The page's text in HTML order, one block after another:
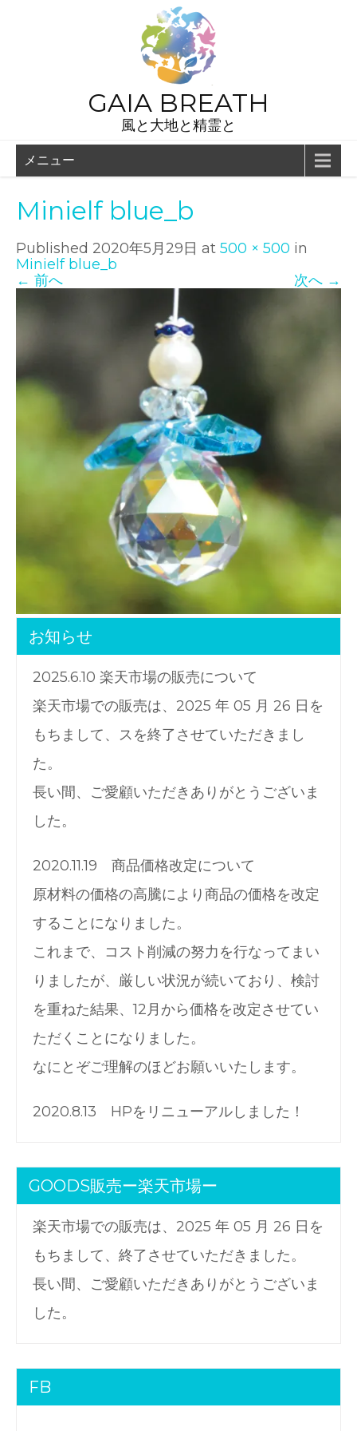
GAIA BREATH
風と大地と精霊と
メニュー
Minielf blue_b
Published 2020年5月29日 at 500 × 500 in
Minielf blue_b
← 前へ 次へ →
お知らせ
2025.6.10 楽天市場の販売について
楽天市場での販売は、2025 年 05 月 26 日を
もちまして、スを終了させていただきまし
た。
長い間、ご愛顧いただきありがとうございま
した。
2020.11.19 商品価格改定について
原材料の価格の高騰により商品の価格を改定
することになりました。
これまで、コスト削減の努力を行なってまい
りましたが、厳しい状況が続いており、検討
を重ねた結果、12月から価格を改定させてい
ただくことになりました。
なにとぞご理解のほどお願いいたします。
2020.8.13 HPをリニューアルしました！
GOODS販売ー楽天市場ー
楽天市場での販売は、2025 年 05 月 26 日を
もちまして、終了させていただきました。
長い間、ご愛顧いただきありがとうございま
した。
FB